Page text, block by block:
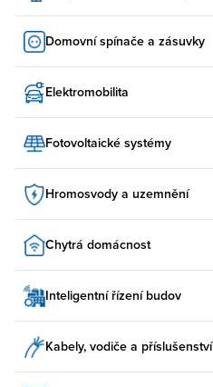
Domovní spínače a zásuvky
Elektromobilita
Fotovoltaické systémy
Hromosvody a uzemnění
Chytrá domácnost
Inteligentní řízení budov
Kabely, vodiče a příslušenství